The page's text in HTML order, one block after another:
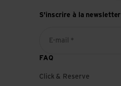
S'inscrire à la newsletter
E-mail *
FAQ
Click & Reserve